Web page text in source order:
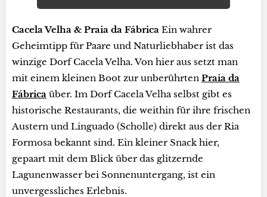
Cacela Velha & Praia da Fábrica Ein wahrer
Geheimtipp für Paare und Naturliebhaber ist das
winzige Dorf Cacela Velha. Von hier aus setzt man
mit einem kleinen Boot zur unberührten Praia da
Fábrica über. Im Dorf Cacela Velha selbst gibt es
historische Restaurants, die weithin für ihre frischen
Austern und Linguado (Scholle) direkt aus der Ria
Formosa bekannt sind. Ein kleiner Snack hier,
gepaart mit dem Blick über das glitzernde
Lagunenwasser bei Sonnenuntergang, ist ein
unvergessliches Erlebnis.